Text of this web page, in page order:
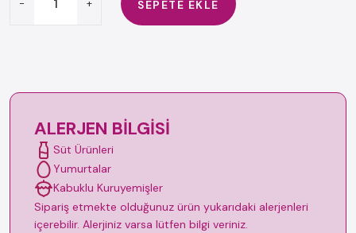
- + SEPETE EKLE
ALERJEN BILGISI
Süt Ürünleri
Yumurtalar
Kabuklu Kuruyemişler
Sipariş etmekte olduğunuz ürün yukarıdaki alerjenleri
içerebilir. Alerjiniz varsa lütfen bilgi veriniz.